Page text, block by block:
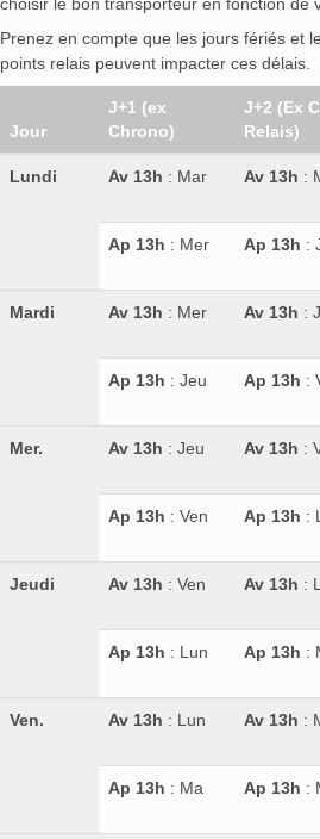
Prenez en compte que les jours fériés et
points relais peuvent impacter ces délais.
Jour
J+1 (ex
Chrono)
J+2 (Ex
Relais)
Lundi Av 13h : Mar Av 13h :
Ap 13h : Mer Ap 13h :
Mardi Av 13h : Mer Av 13h :
Ap 13h : Jeu Ap 13h :
Mer. Av 13h : Jeu Av 13h :
Ap 13h : Ven Ap 13h :
Jeudi Av 13h : Ven Av 13h :
Ap 13h : Lun Ap 13h :
Ven. Av 13h : Lun Av 13h :
Ap 13h : Ma Ap 13h :